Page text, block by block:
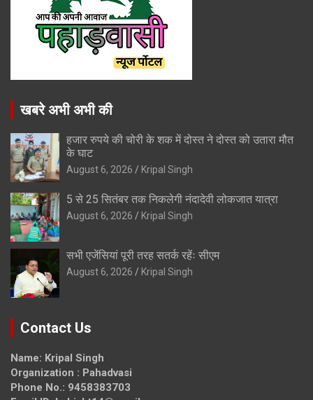
खबरे अभी अभी की
हजार रुपये की चोरी के शक में दोस्त ने दोस्त को उतारा मौत
के घाट
August 6, 2026 Kripal Singh
5 से 25 सितंबर तक निकलेगी नंदादेवी लोकजात यात्रा
August 6, 2026 Kripal Singh
सभी एजेंसियां पूरी तरह सतर्क रहेंः सीएम
August 6, 2026 Kripal Singh
Contact Us
Name: Kripal Singh
Organization : Pahadvasi
Phone No.: 9458383703